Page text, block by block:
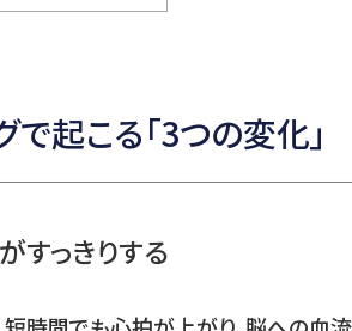
起こる「3つの変化」
すっきりする